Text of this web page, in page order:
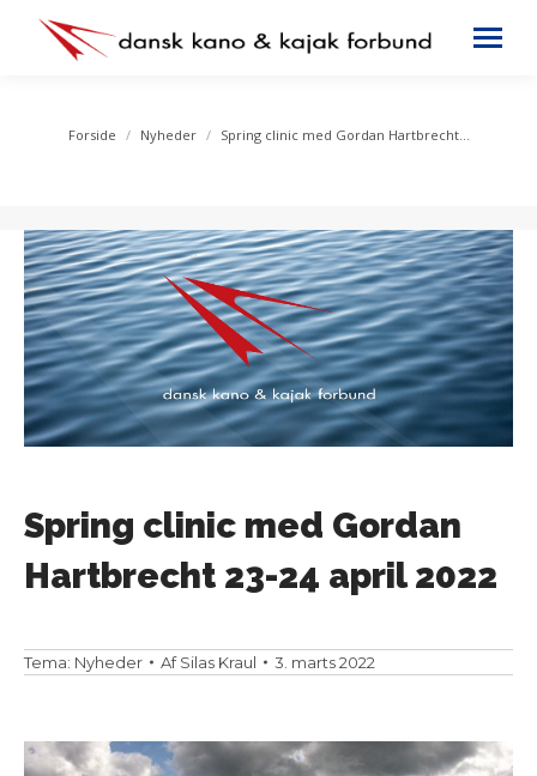
You are here:
Forside Nyheder Spring clinic med Gordan Hartbrecht…
Spring clinic med Gordan
Hartbrecht 23-24 april 2022
Tema: Nyheder AfSilas Kraul 3. marts 2022